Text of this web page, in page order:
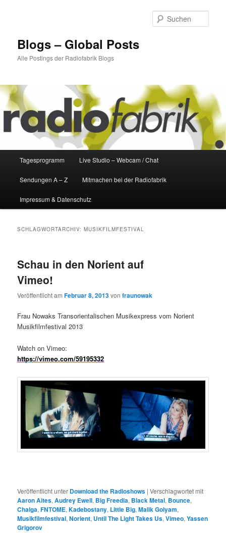
Blogs – Global Posts
Alle Postings der Radiofabrik Blogs
Tagesprogramm Live Studio – Webcam / Chat
Sendungen A – Z Mitmachen bei der Radiofabrik
Impressum & Datenschutz
SCHLAGWORTARCHIV:MUSIKFILMFESTIVAL
Schau in den Norient auf
Vimeo!
Veröffentlicht amFebruar 8, 2013vonfraunowak
Frau Nowaks Transorientalischen Musikexpress vom Norient
Musikfilmfestival 2013
Watch on Vimeo:
https://vimeo.com/59195332
Veröffentlicht unter Download the Radioshows |Verschlagwortet mit
Aaron Aites,Audrey Ewell, Big Freedia, Black Metal, Bounce,
Chalga,FNTOME,Kadebostany, Little Big,Malik Golyam,
Musikfilmfestival,Norient, Until The Light Takes Us,Vimeo,Yassen
Grigorov